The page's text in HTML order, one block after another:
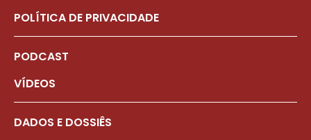
POLÍTICA DE PRIVACIDADE
PODCAST
VÍDEOS
DADOS E DOSSIÊS